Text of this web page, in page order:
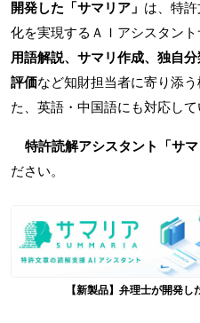
開発した「サマリア」 は、特
化を実現するＡＩアシスタン
用語解説、サマリ作成、独自
評価など知財担当者に寄り添
た、英語・中国語にも対応して
特許読解アシスタント「サマ
ださい。
【新製品】弁理士が開発